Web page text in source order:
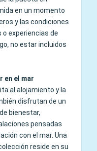
en un momento
y las condiciones
experiencias de
no estar incluidos
en el mar
al alojamiento y la
disfrutan de un
bienestar,
pensadas
con el mar. Una
reside en su